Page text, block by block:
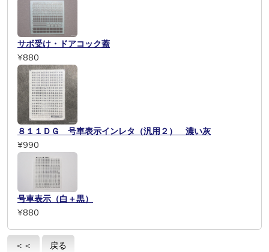
サボ受け・ドアコック蓋
¥880
８１１ＤＧ 号車表示インレタ（汎用２） 濃い灰
¥990
号車表示（白＋黒）
¥880
＜＜ 戻る